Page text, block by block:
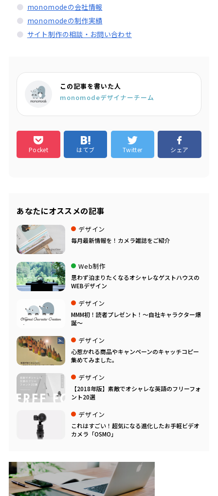
monomodeの会社情報
monomodeの制作実績
サイト制作の相談・お問い合わせ
この記事を書いた人
monomodeデザイナーチーム
Pocket はてブ Twitter シェア
あなたにオススメの記事
デザイン
毎月最新情報を！カメラ雑誌をご紹介
Web制作
思わず泊まりたくなるオシャレなゲストハウスの
WEBデザイン
デザイン
MMM初！読者プレゼント！～自社キャラクター爆
誕～
デザイン
心惹かれる商品やキャンペーンのキャッチコピー
集めてみました。
デザイン
【2018年版】素敵でオシャレな英語のフリーフォ
ント20選
デザイン
これはすごい！超気になる進化したお手軽ビデオ
カメラ「OSMO」